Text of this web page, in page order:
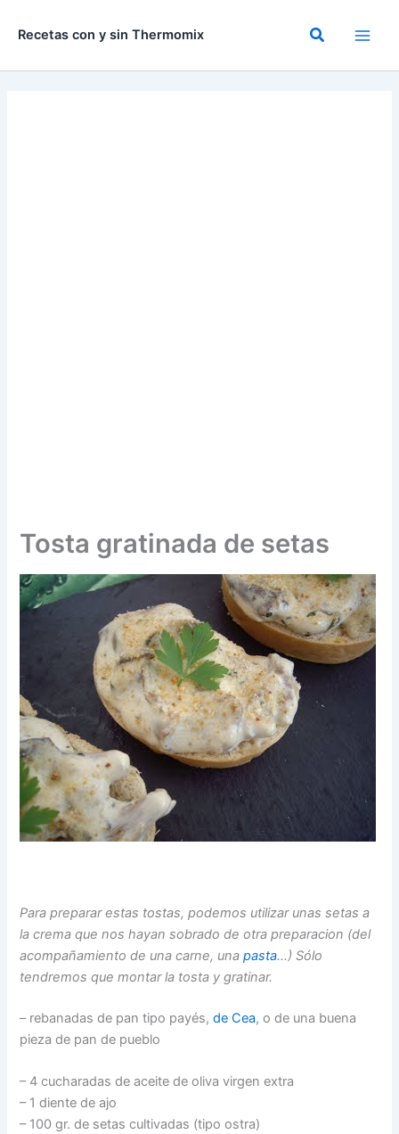
Recetas con y sin Thermomix Buscar
Tosta gratinada de setas
Para preparar estas tostas, podemos utilizar unas setas a
la crema que nos hayan sobrado de otra preparacion (del
acompañamiento de una carne, unapasta…) Sólo
tendremos que montar la tosta y gratinar.
– rebanadas de pan tipo payés,de Cea, o de una buena
pieza de pan de pueblo
– 4 cucharadas de aceite de oliva virgen extra
– 1 diente de ajo
– 100 gr. de setas cultivadas (tipo ostra)